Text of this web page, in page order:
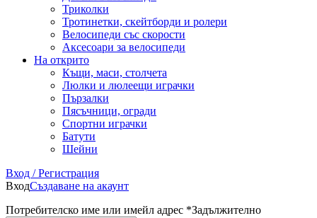
Триколки
Тротинетки, скейтборди и ролери
Велосипеди със скорости
Аксесоари за велосипеди
На открито
Къщи, маси, столчета
Люлки и люлеещи играчки
Пързалки
Пясъчници, огради
Спортни играчки
Батути
Шейни
Вход / Регистрация
ВходСъздаване на акаунт
Потребителско име или имейл адрес *Задължително